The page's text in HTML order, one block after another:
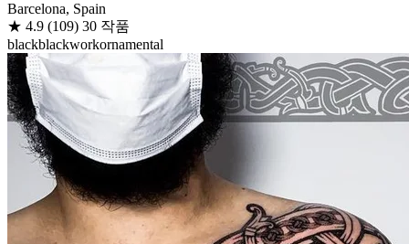
Barcelona, Spain
★ 4.9 (109) 30 작품
blackblackworkornamental